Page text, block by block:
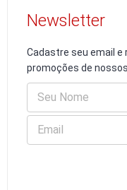
Newsletter
Cadastre seu email
promoções de